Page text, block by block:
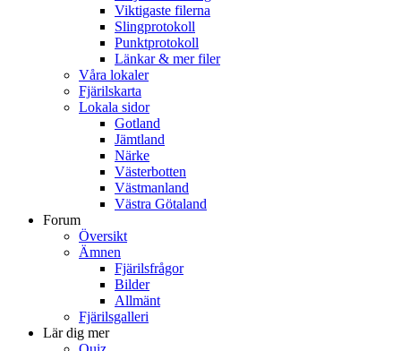
Viktigaste filerna
Slingprotokoll
Punktprotokoll
Länkar & mer filer
Våra lokaler
Fjärilskarta
Lokala sidor
Gotland
Jämtland
Närke
Västerbotten
Västmanland
Västra Götaland
Forum
Översikt
Ämnen
Fjärilsfrågor
Bilder
Allmänt
Fjärilsgalleri
Lär dig mer